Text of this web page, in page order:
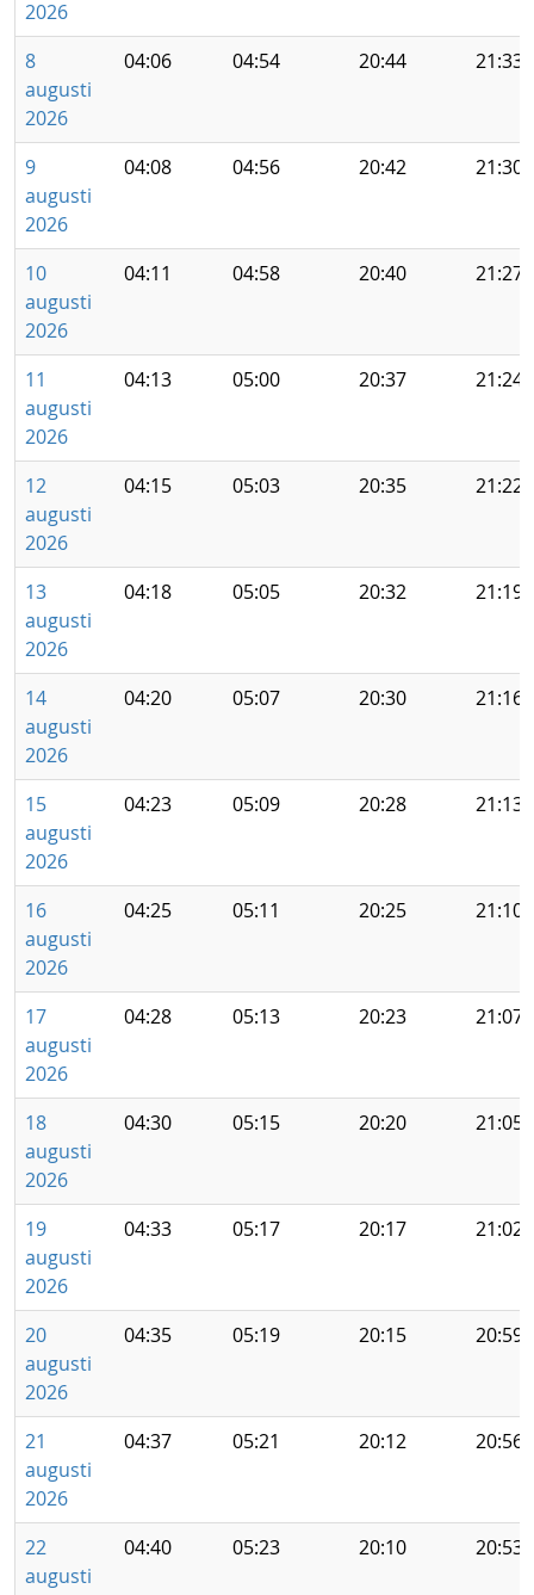
2026
8
augusti
2026
04:06 04:54 20:44 21:33
9
augusti
2026
04:08 04:56 20:42 21:30
10
augusti
2026
04:11 04:58 20:40 21:27
11
augusti
2026
04:13 05:00 20:37 21:24
12
augusti
2026
04:15 05:03 20:35 21:22
13
augusti
2026
04:18 05:05 20:32 21:19
14
augusti
2026
04:20 05:07 20:30 21:16
15
augusti
2026
04:23 05:09 20:28 21:13
16
augusti
2026
04:25 05:11 20:25 21:10
17
augusti
2026
04:28 05:13 20:23 21:07
18
augusti
2026
04:30 05:15 20:20 21:05
19
augusti
2026
04:33 05:17 20:17 21:02
20
augusti
2026
04:35 05:19 20:15 20:59
21
augusti
2026
04:37 05:21 20:12 20:56
22
augusti
04:40 05:23 20:10 20:53